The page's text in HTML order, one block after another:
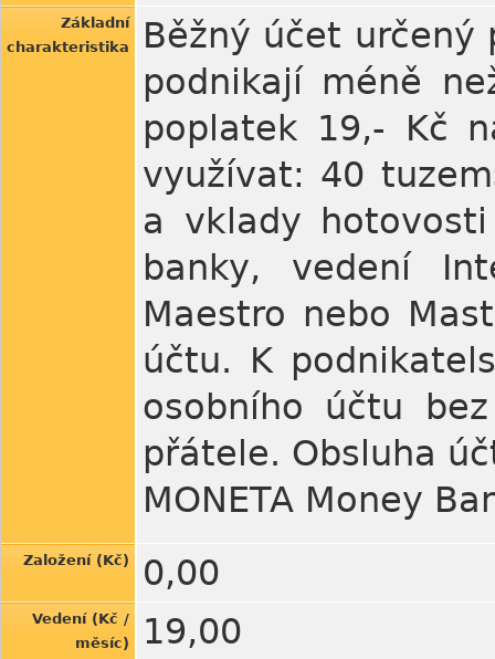
Základní
charakteristika
Běžný účet
podnikají méně
poplatek 19,- Kč
využívat: 40
a vklady
banky, vedení
Maestro nebo
účtu. K
osobního účtu
přátele. Obsluha
MONETA Money
Založení (Kč) 0,00
Vedení (Kč /
měsíc)
19,00